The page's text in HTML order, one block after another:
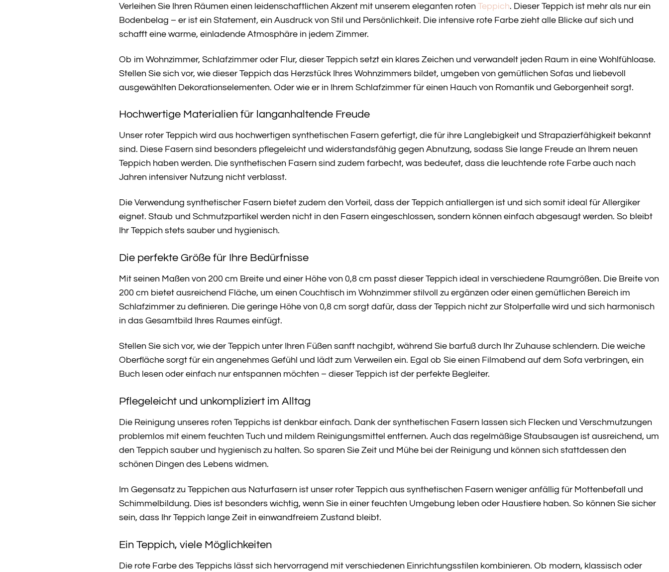
Verleihen Sie Ihren Räumen einen leidenschaftlichen Akzent mit unserem eleganten roten Teppich. Dieser Teppich ist mehr als nur ein
Bodenbelag – er ist ein Statement, ein Ausdruck von Stil und Persönlichkeit. Die intensive rote Farbe zieht alle Blicke auf sich und
schafft eine warme, einladende Atmosphäre in jedem Zimmer.
Ob im Wohnzimmer, Schlafzimmer oder Flur, dieser Teppich setzt ein klares Zeichen und verwandelt jeden Raum in eine Wohlfühloase.
Stellen Sie sich vor, wie dieser Teppich das Herzstück Ihres Wohnzimmers bildet, umgeben von gemütlichen Sofas und liebevoll
ausgewählten Dekorationselementen. Oder wie er in Ihrem Schlafzimmer für einen Hauch von Romantik und Geborgenheit sorgt.
Hochwertige Materialien für langanhaltende Freude
Unser roter Teppich wird aus hochwertigen synthetischen Fasern gefertigt, die für ihre Langlebigkeit und Strapazierfähigkeit bekannt
sind. Diese Fasern sind besonders pflegeleicht und widerstandsfähig gegen Abnutzung, sodass Sie lange Freude an Ihrem neuen
Teppich haben werden. Die synthetischen Fasern sind zudem farbecht, was bedeutet, dass die leuchtende rote Farbe auch nach
Jahren intensiver Nutzung nicht verblasst.
Die Verwendung synthetischer Fasern bietet zudem den Vorteil, dass der Teppich antiallergen ist und sich somit ideal für Allergiker
eignet. Staub und Schmutzpartikel werden nicht in den Fasern eingeschlossen, sondern können einfach abgesaugt werden. So bleibt
Ihr Teppich stets sauber und hygienisch.
Die perfekte Größe für Ihre Bedürfnisse
Mit seinen Maßen von 200 cm Breite und einer Höhe von 0,8 cm passt dieser Teppich ideal in verschiedene Raumgrößen. Die Breite von
200 cm bietet ausreichend Fläche, um einen Couchtisch im Wohnzimmer stilvoll zu ergänzen oder einen gemütlichen Bereich im
Schlafzimmer zu definieren. Die geringe Höhe von 0,8 cm sorgt dafür, dass der Teppich nicht zur Stolperfalle wird und sich harmonisch
in das Gesamtbild Ihres Raumes einfügt.
Stellen Sie sich vor, wie der Teppich unter Ihren Füßen sanft nachgibt, während Sie barfuß durch Ihr Zuhause schlendern. Die weiche
Oberfläche sorgt für ein angenehmes Gefühl und lädt zum Verweilen ein. Egal ob Sie einen Filmabend auf dem Sofa verbringen, ein
Buch lesen oder einfach nur entspannen möchten – dieser Teppich ist der perfekte Begleiter.
Pflegeleicht und unkompliziert im Alltag
Die Reinigung unseres roten Teppichs ist denkbar einfach. Dank der synthetischen Fasern lassen sich Flecken und Verschmutzungen
problemlos mit einem feuchten Tuch und mildem Reinigungsmittel entfernen. Auch das regelmäßige Staubsaugen ist ausreichend, um
den Teppich sauber und hygienisch zu halten. So sparen Sie Zeit und Mühe bei der Reinigung und können sich stattdessen den
schönen Dingen des Lebens widmen.
Im Gegensatz zu Teppichen aus Naturfasern ist unser roter Teppich aus synthetischen Fasern weniger anfällig für Mottenbefall und
Schimmelbildung. Dies ist besonders wichtig, wenn Sie in einer feuchten Umgebung leben oder Haustiere haben. So können Sie sicher
sein, dass Ihr Teppich lange Zeit in einwandfreiem Zustand bleibt.
Ein Teppich, viele Möglichkeiten
Die rote Farbe des Teppichs lässt sich hervorragend mit verschiedenen Einrichtungsstilen kombinieren. Ob modern, klassisch oder